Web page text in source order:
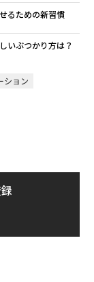
るための新習慣
いぶつかり方は？
ション